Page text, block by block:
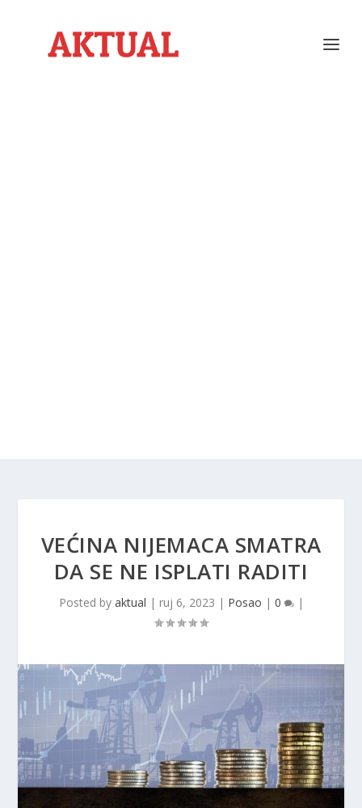
VEĆINA NIJEMACA SMATRA
DA SE NE ISPLATI RADITI
Posted by aktual | ruj 6, 2023 | Posao | 0 |